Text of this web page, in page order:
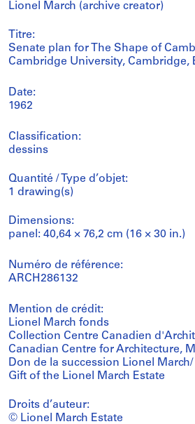
Lionel March (archive creator)
Titre:
Senate plan for The Shape of
Cambridge University, Cambridge,
Date:
1962
Classification:
dessins
Quantité / Type d’objet:
1 drawing(s)
Dimensions:
panel: 40,64 × 76,2 cm (16 × 30 in.)
Numéro de référence:
ARCH286132
Mention de crédit:
Lionel March fonds
Collection Centre Canadien
Canadian Centre for Architecture,
Don de la succession Lionel March/
Gift of the Lionel March Estate
Droits d’auteur:
© Lionel March Estate